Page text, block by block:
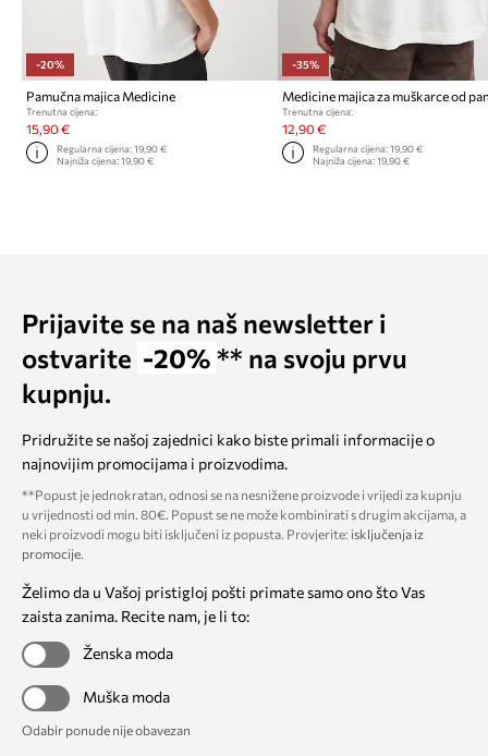
-20%
Pamučna majica Medicine
Trenutna cijena:
15,90 €
Regularna cijena:19,90 €
Najniža cijena:19,90 €
-35%
Medicine majica za muškarce od
Trenutna cijena:
12,90 €
Regularna cijena: 19,90 €
Najniža cijena: 19,90 €
Prijavite se na naš newsletter i
ostvarite -20% ** na svoju prvu
kupnju.
Pridružite se našoj zajednici kako biste primali informacije o
najnovijim promocijama i proizvodima.
**Popust je jednokratan, odnosi se na nesnižene proizvode i vrijedi za kupnju
u vrijednosti od min. 80€. Popust se ne može kombinirati s drugim akcijama, a
neki proizvodi mogu biti isključeni iz popusta. Provjerite: isključenja iz
promocije.
Želimo da u Vašoj pristigloj pošti primate samo ono što Vas
zaista zanima. Recite nam, je li to:
Ženska moda
Muška moda
Odabir ponude nije obavezan